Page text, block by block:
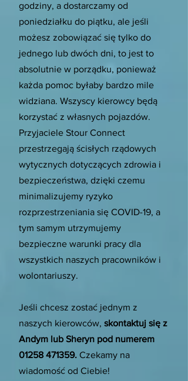
godziny, a dostarczamy od
poniedziałku do piątku, ale jeśli
możesz zobowiązać się tylko do
jednego lub dwóch dni, to jest to
absolutnie w porządku, ponieważ
każda pomoc byłaby bardzo mile
widziana. Wszyscy kierowcy będą
korzystać z własnych pojazdów.
Przyjaciele Stour Connect
przestrzegają ścisłych rządowych
wytycznych dotyczących zdrowia i
bezpieczeństwa, dzięki czemu
minimalizujemy ryzyko
rozprzestrzeniania się COVID-19, a
tym samym utrzymujemy
bezpieczne warunki pracy dla
wszystkich naszych pracowników i
wolontariuszy.
Jeśli chcesz zostać jednym z
naszych kierowców, skontaktuj się z
Andym lub Sheryn pod numerem
01258 471359. Czekamy na
wiadomość od Ciebie!